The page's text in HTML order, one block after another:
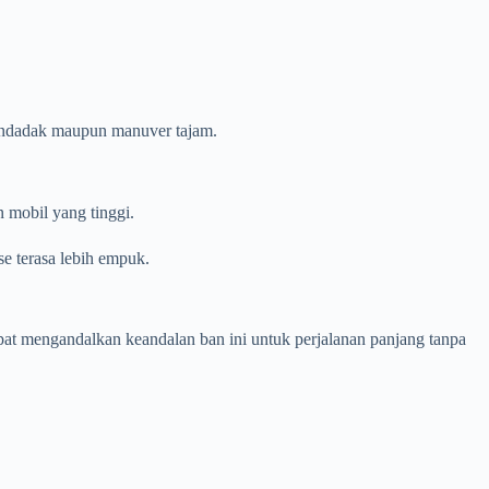
maupun manuver tajam.
mobil yang tinggi.
terasa lebih empuk.
mengandalkan keandalan ban ini untuk perjalanan panjang tanpa